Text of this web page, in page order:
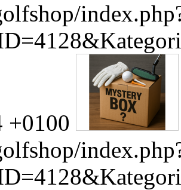
+0100